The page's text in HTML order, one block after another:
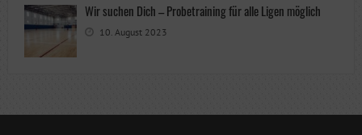
Wir suchen Dich – Probetraining für alle Ligen möglich
10. August 2023